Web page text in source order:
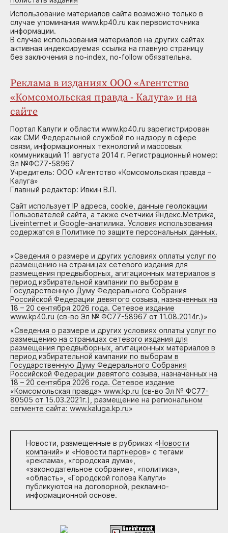
Использование материалов сайта возможно только в
случае упоминания www.kp40.ru как первоисточника
информации.
В случае использования материалов на других сайтах
активная индексируемая ссылка на главную страницу
без заключения в no-index, no-follow обязательна.
Реклама в изданиях ООО «Агентство
«Комсомольская правда - Калуга» и на
сайте
Портал Калуги и области www.kp40.ru зарегистрирован
как СМИ Федеральной службой по надзору в сфере
связи, информационных технологий и массовых
коммуникаций 11 августа 2014 г. Регистрационный номер:
Эл №ФС77-58967
Учредитель: ООО «Агентство «Комсомольская правда –
Калуга»
Главный редактор: Ивкин В.П.
Сайт использует IP адреса, cookie, данные геолокации
Пользователей сайта, а также счетчики Яндекс.Метрика,
Liveinternet и Google-анатилика. Условия использования
содержатся в Политике по защите персональных данных.
«Сведения о размере и других условиях оплаты услуг по
размещению на страницах сетевого издания для
размещения предвыборных, агитационных материалов в
период избирательной кампании по выборам в
Государственную Думу Федерального Собрания
Российской Федерации девятого созыва, назначенных на
18 – 20 сентября 2026 года. Сетевое издание
www.kp40.ru (св-во Эл № ФС77-58967 от 11.08.2014г.)»
«Сведения о размере и других условиях оплаты услуг по
размещению на страницах сетевого издания для
размещения предвыборных, агитационных материалов в
период избирательной кампании по выборам в
Государственную Думу Федерального Собрания
Российской Федерации девятого созыва, назначенных на
18 – 20 сентября 2026 года. Сетевое издание
«Комсомольская правда» www.kp.ru (св-во Эл № ФС77-
80505 от 15.03.2021г.), размещение на региональном
сегменте сайта: www.kaluga.kp.ru»
Новости, размещенные в рубриках «Новости
компаний» и «Новости партнеров» с тегами
«реклама», «городская дума»,
«законодательное собрание», «политика»,
«область», «Городской голова Калуги»
публикуются на договорной, рекламно-
информационной основе.